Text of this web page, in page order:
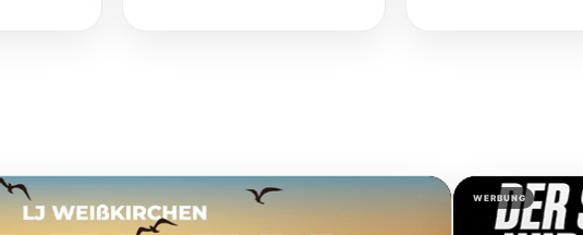
WERBUNG